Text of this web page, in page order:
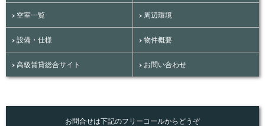
空室一覧 周辺環境
設備・仕様 物件概要
高級賃貸総合サイト お問い合わせ
お問合せは下記のフリーコールからどうぞ